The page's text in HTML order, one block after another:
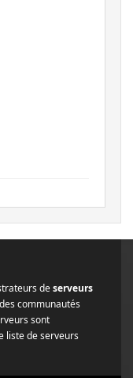
deserveurs
communautés
sont
liste de serveurs